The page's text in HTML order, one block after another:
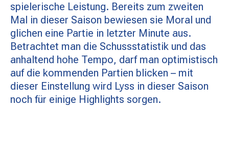
spielerische Leistung. Bereits zum zweiten
Mal in dieser Saison bewiesen sie Moral und
glichen eine Partie in letzter Minute aus.
Betrachtet man die Schussstatistik und das
anhaltend hohe Tempo, darf man optimistisch
auf die kommenden Partien blicken – mit
dieser Einstellung wird Lyss in dieser Saison
noch für einige Highlights sorgen.